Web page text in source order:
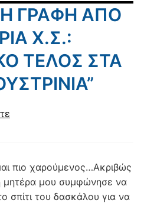
ΓΡΑΦΗ ΑΠΟ
Χ.Σ.:
ΤΕΛΟΣ ΣΤΑ
πιο χαρούμενος…Ακριβώς
μητέρα μου συμφώνησε να
σπίτι του δασκάλου για να